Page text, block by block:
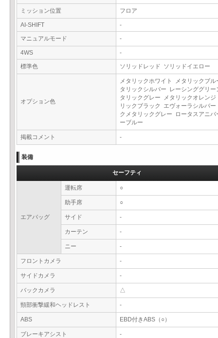
ミッション位置 フロア
AI-SHIFT
-
マニュアルモード
-
4WS
-
標準色
ソリッドレッド ソリッドイエロー
オプション色
メタリックホワイト メタリックブ
タリックシルバー レーシンググリ
タリックグレー メタリックオレン
リックブラック エヴォーラシルバ
クメタリックグレー ロータスアニバ
ーブルー
掲載コメント -
装備
セーフティ
エアバッグ
運転席 ○
助手席 ○
サイド -
カーテン -
ニー -
フロントカメラ -
サイドカメラ -
バックカメラ △
頸部衝撃緩和ヘッドレスト -
ABS EBD付きABS（○）
ブレーキアシスト -